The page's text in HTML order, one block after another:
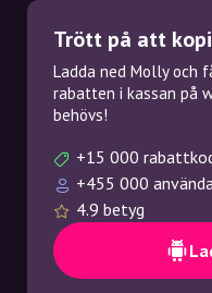
Trött på att
Ladda ned Molly och
rabatten i kassan på
behövs!
+15 000
+455 000
4.9 betyg